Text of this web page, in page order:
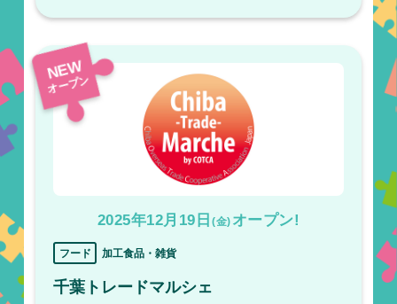
NEW
オープン
2025年12月19日 (金) オープン!
フード 加工食品・雑貨
千葉トレードマルシェ